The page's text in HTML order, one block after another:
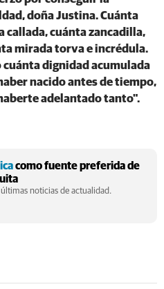
doña Justina. Cuánta
callada, cuánta zancadilla,
mirada torva e incrédula.
cuánta dignidad acumulada
nacido antes de tiempo,
adelantado tanto".
como fuente preferida de
noticias de actualidad.